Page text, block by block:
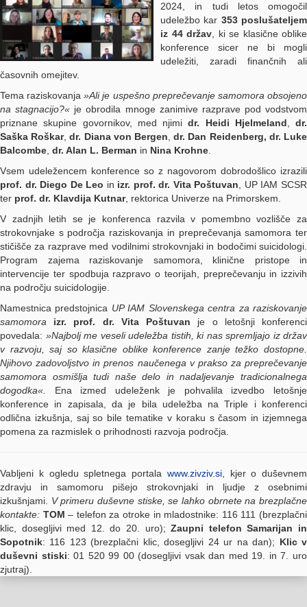
2024, in tudi letos omogočil
udeležbo kar 353 poslušateljem
iz 44 držav , ki se klasične oblike
konference sicer ne bi mogli
udeležiti, zaradi finančnih ali
časovnih omejitev.
Tema raziskovanja»Ali je uspešno preprečevanje samomora obsojeno
na stagnacijo?« je obrodila mnoge zanimive razprave pod vodstvom
priznane skupine govornikov, med njimidr. Heidi Hjelmeland
dr.
Saška Roškar,dr. Diana von Bergen ,dr. Dan Reidenberg, dr. Luke
Balcombe dr. Alan L. Berman in Nina Krohne
Vsem udeležencem konference so z nagovorom dobrodošlico izrazili
prof. dr. Diego De Leo in izr. prof. dr. Vita Poštuvan , UP IAM SCSR
ter prof. dr. Klavdija Kutnar, rektorica Univerze na Primorskem.
V zadnjih letih se je konferenca razvila v pomembno vozlišče za
strokovnjake s področja raziskovanja in preprečevanja samomora ter
stičišče za razprave med vodilnimi strokovnjaki in bodočimi suicidologi.
Program zajema raziskovanje samomora, klinične pristope in
intervencije ter spodbuja razpravo o teorijah, preprečevanju in izzivih
na področju suicidologije.
Namestnica predstojnica UP IAM Slovenskega centra za raziskovanje
samomora
izr. prof. dr. Vita Poštuvan je o letošnji konferenci
povedala: »Najbolj me veseli udeležba tistih, ki nas spremljajo iz držav
v razvoju, saj so klasične oblike konference zanje težko dostopne.
Njihovo zadovoljstvo in prenos naučenega v prakso za preprečevanje
samomora osmišlja tudi naše delo in nadaljevanje tradicionalnega
dogodka«.
Ena izmed udeleženk je pohvalila izvedbo letošnje
konference in zapisala, da je bila udeležba na Triple i konferenci
odlična izkušnja, saj so bile tematike v koraku s časom in izjemnega
pomena za razmislek o prihodnosti razvoja področja.
Vabljeni k ogledu spletnega portala www.zivziv.si, kjer o duševnem
zdravju in samomoru pišejo strokovnjaki in ljudje z osebnimi
izkušnjami. V primeru duševne stiske, se lahko obrnete na brezplačne
kontakte: TOM – telefon za otroke in mladostnike: 116 111 (brezplačni
klic, dosegljivi med 12. do 20. uro);Zaupni telefon Samarijan in
Sopotnik: 116 123 (brezplačni klic, dosegljivi 24 ur na dan); Klic v
duševni stiski: 01 520 99 00 (dosegljivi vsak dan med 19. in 7. uro
zjutraj).